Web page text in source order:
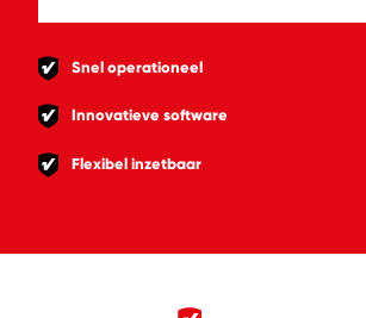
Snel operationeel
Innovatieve software
Flexibel inzetbaar